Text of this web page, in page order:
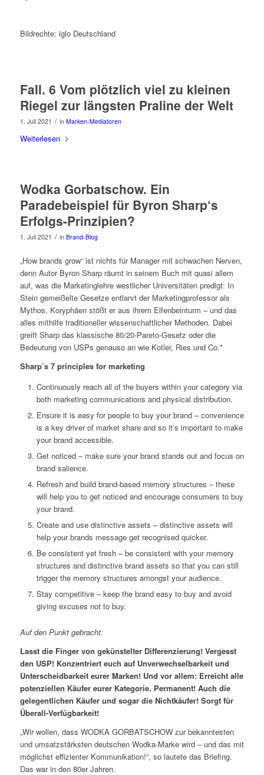
Bildrechte: iglo Deutschland
Fall. 6 Vom plötzlich viel zu kleinen
Riegel zur längsten Praline der Welt
1. Juli 2021 / in Marken-Mediatoren
Weiterlesen
Wodka Gorbatschow. Ein
Paradebeispiel für Byron Sharp‘s
Erfolgs-Prinzipien?
1. Juli 2021 / in Brand-Blog
„How brands grow“ ist nichts für Manager mit schwachen Nerven,
denn Autor Byron Sharp räumt in seinem Buch mit quasi allem
auf, was die Marketinglehre westlicher Universitäten predigt: In
Stein gemeißelte Gesetze entlarvt der Marketingprofessor als
Mythos, Koryphäen stößt er aus ihrem Elfenbeinturm – und das
alles mithilfe traditioneller wissenschaftlicher Methoden. Dabei
greift Sharp das klassische 80/20-Pareto-Gesetz oder die
Bedeutung von USPs genauso an wie Kotler, Ries und Co.*
Sharp’s 7 principles for marketing
Continuously reach all of the buyers within your category via
both marketing communications and physical distribution.
Ensure it is easy for people to buy your brand – convenience
is a key driver of market share and so it’s important to make
your brand accessible.
Get noticed – make sure your brand stands out and focus on
brand salience.
Refresh and build brand-based memory structures – these
will help you to get noticed and encourage consumers to buy
your brand.
Create and use distinctive assets – distinctive assets will
help your brands message get recognised quicker.
Be consistent yet fresh – be consistent with your memory
structures and distinctive brand assets so that you can still
trigger the memory structures amongst your audience.
Stay competitive – keep the brand easy to buy and avoid
giving excuses not to buy.
Auf den Punkt gebracht:
Lasst die Finger von gekünstelter Differenzierung! Vergesst
den USP! Konzentriert euch auf Unverwechselbarkeit und
Unterscheidbarkeit eurer Marken! Und vor allem: Erreicht alle
potenziellen Käufer eurer Kategorie. Permanent! Auch die
gelegentlichen Käufer und sogar die Nichtkäufer! Sorgt für
Überall-Verfügbarkeit!
„Wir wollen, dass WODKA GORBATSCHOW zur bekanntesten
und umsatzstärksten deutschen Wodka-Marke wird – und das mit
möglichst effizienter Kommunikation!“, so lautete das Briefing.
Das war in den 80er Jahren.